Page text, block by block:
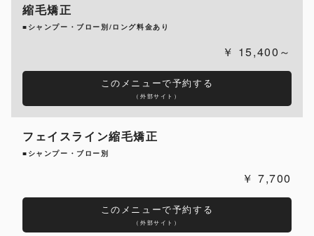
縮毛矯正
■シャンプー・ブロー別/ロング料金あり
15,400～
このメニューで予約する
（外部サイト）
フェイスライン縮毛矯正
■シャンプー・ブロー別
7,700
このメニューで予約する
（外部サイト）